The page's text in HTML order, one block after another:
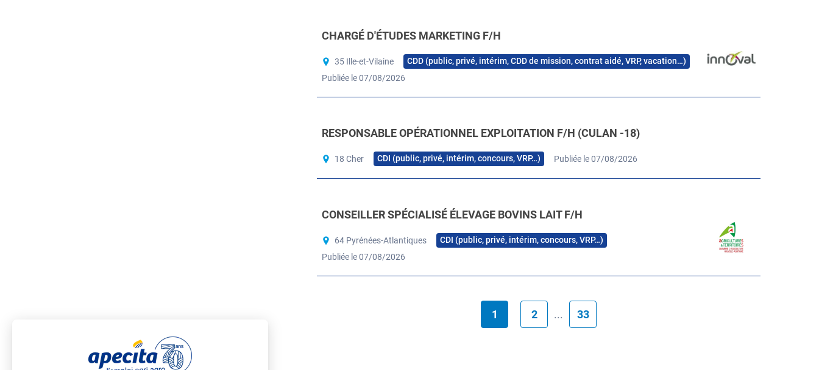
CHARGÉ D'ÉTUDES MARKETING F/H
35 Ille-et-Vilaine
CDD (public, privé, intérim, CDD de mission, contrat aidé, VRP, vacation…)
Publiée le 07/08/2026
RESPONSABLE OPÉRATIONNEL EXPLOITATION F/H (CULAN -18)
18 Cher CDI (public, privé, intérim, concours, VRP…) Publiée le 07/08/2026
CONSEILLER SPÉCIALISÉ ÉLEVAGE BOVINS LAIT F/H
64 Pyrénées-Atlantiques
CDI (public, privé, intérim, concours, VRP…)
Publiée le 07/08/2026
1 2 ... 33